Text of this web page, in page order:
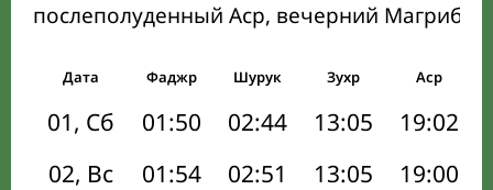
послеполуденный Аср, вечерний Магриб
Дата Фаджр Шурук Зухр Аср
01, Сб 01:50 02:44 13:05 19:02
02, Вс
01:54 02:51 13:05 19:00